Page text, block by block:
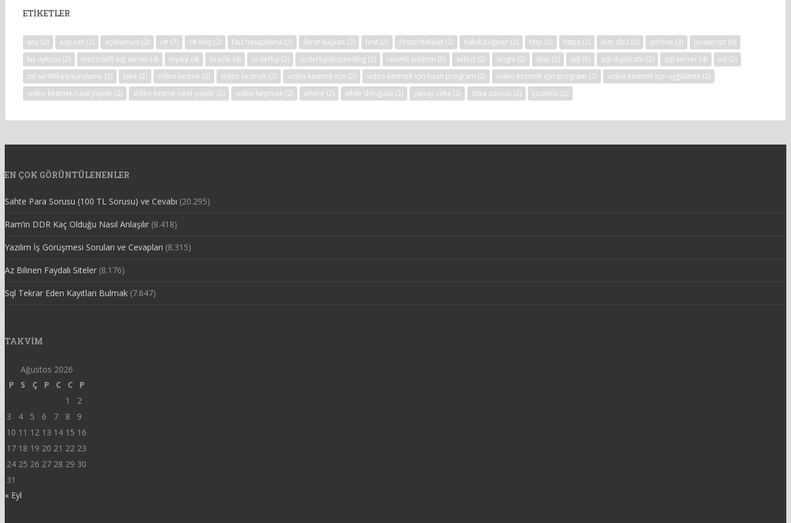
ETIKETLER
any (2) asp.net (2) açıklaması (2) c# (7) c# linq (2) faiz hesaplama (2) fikret kuşkan (2) first (2) firstordefault (2) haluk bilginer (2) http (2) https (2) ibm db2 (2) iphone (3) javascript (6)
kış uykusu (2) microsoft sql server (4) mysql (4) oracle (4) orderby (2) orderbydescending (2) resimli anlatım (5) select (2) single (2) skip (2) sql (5) sql duplicate (2) sql server (4) ssl (2)
ssl sertifikası kurulumu (2) take (2) video kesme (2) video kesmek (2) video kesmek için (2) video kesmek için basit program (2) video kesmek için program (2) video kesmek için uygulama (2)
video kesmek nasıl yapılır (2) video kesme nasıl yapılır (2) video kırpmak (2) where (2) while döngüsü (2) yapay zeka (2) zeka sorusu (2) çözümü (2)
EN ÇOK GÖRÜNTÜLENENLER
Sahte Para Sorusu (100 TL Sorusu) ve Cevabı (20.295)
Ram’in DDR Kaç Olduğu Nasıl Anlaşılır (8.418)
Yazılım İş Görüşmesi Soruları ve Cevapları (8.315)
Az Bilinen Faydalı Siteler (8.176)
Sql Tekrar Eden Kayıtları Bulmak (7.647)
TAKVIM
Ağustos 2026
P
S Ç P C C
P
1
2
3
4 5 6 7 8
9
10 11 12 13 14 15 16
17 18 19 20 21 22 23
24 25 26 27 28 29 30
31
« Eyl